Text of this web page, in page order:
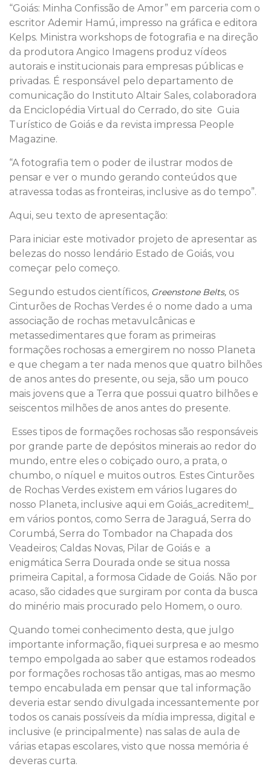
“Goiás: Minha Confissão de Amor” em parceria com o
escritor Ademir Hamú, impresso na gráfica e editora
Kelps. Ministra workshops de fotografia e na direção
da produtora Angico Imagens produz vídeos
autorais e institucionais para empresas públicas e
privadas. É responsável pelo departamento de
comunicação do Instituto Altair Sales, colaboradora
da Enciclopédia Virtual do Cerrado, do site Guia
Turístico de Goiás e da revista impressa People
Magazine.
“A fotografia tem o poder de ilustrar modos de
pensar e ver o mundo gerando conteúdos que
atravessa todas as fronteiras, inclusive as do tempo”.
Aqui, seu texto de apresentação:
Para iniciar este motivador projeto de apresentar as
belezas do nosso lendário Estado de Goiás, vou
começar pelo começo.
Segundo estudos científicos, Greenstone Belts, os
Cinturões de Rochas Verdes é o nome dado a uma
associação de rochas metavulcânicas e
metassedimentares que foram as primeiras
formações rochosas a emergirem no nosso Planeta
e que chegam a ter nada menos que quatro bilhões
de anos antes do presente, ou seja, são um pouco
mais jovens que a Terra que possui quatro bilhões e
seiscentos milhões de anos antes do presente.
Esses tipos de formações rochosas são responsáveis
por grande parte de depósitos minerais ao redor do
mundo, entre eles o cobiçado ouro, a prata, o
chumbo, o níquel e muitos outros. Estes Cinturões
de Rochas Verdes existem em vários lugares do
nosso Planeta, inclusive aqui em Goiás_acreditem!_
em vários pontos, como Serra de Jaraguá, Serra do
Corumbá, Serra do Tombador na Chapada dos
Veadeiros; Caldas Novas, Pilar de Goiás e a
enigmática Serra Dourada onde se situa nossa
primeira Capital, a formosa Cidade de Goiás. Não por
acaso, são cidades que surgiram por conta da busca
do minério mais procurado pelo Homem, o ouro.
Quando tomei conhecimento desta, que julgo
importante informação, fiquei surpresa e ao mesmo
tempo empolgada ao saber que estamos rodeados
por formações rochosas tão antigas, mas ao mesmo
tempo encabulada em pensar que tal informação
deveria estar sendo divulgada incessantemente por
todos os canais possíveis da mídia impressa, digital e
inclusive (e principalmente) nas salas de aula de
várias etapas escolares, visto que nossa memória é
deveras curta.